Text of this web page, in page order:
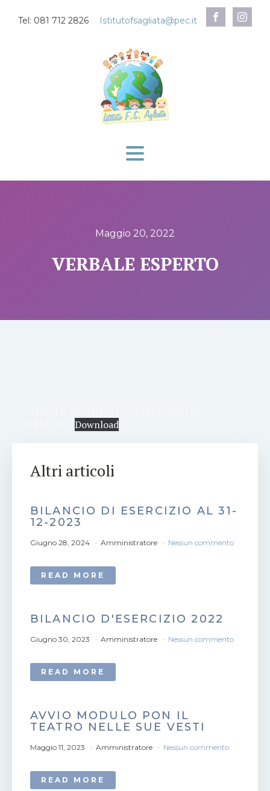
Tel: 081 712 2826 Istitutofsagliata@pec.it
Maggio 20, 2022
VERBALE ESPERTO
Download
Altri articoli
BILANCIO DI ESERCIZIO AL 31-
12-2023
Giugno 28, 2024 Amministratore Nessun commento
READ MORE
BILANCIO D'ESERCIZIO 2022
Giugno 30, 2023 Amministratore Nessun commento
READ MORE
AVVIO MODULO PON IL
TEATRO NELLE SUE VESTI
Maggio 11, 2023 Amministratore Nessun commento
READ MORE